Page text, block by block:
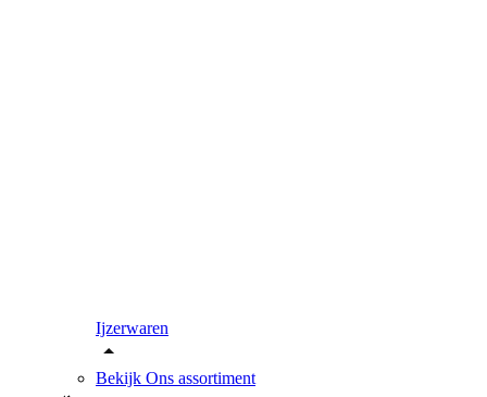
Ijzerwaren
Bekijk Ons assortiment